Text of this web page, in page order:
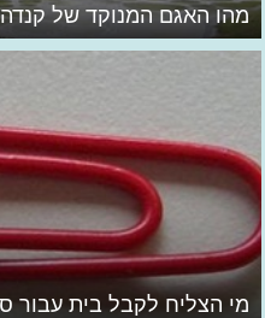
מהו האגם המנוקד של
מי הצליח לקבל בית עבור